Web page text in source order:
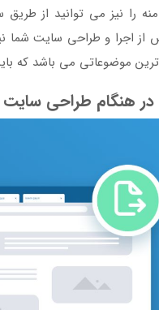
را نیز می توانید از طریق
از اجرا و طراحی سایت شما
موضوعاتی می باشد که
در هنگام طراحی